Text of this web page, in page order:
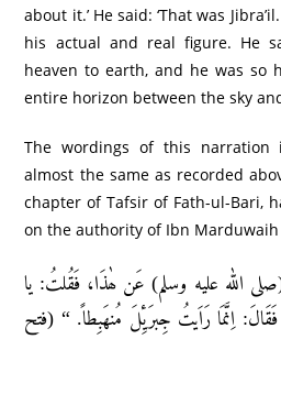
about it.’ He said: ‘That was
his actual and real figure. He
heaven to earth, and he was so
entire horizon between the sky
The wordings of this
almost the same as recorded
chapter of Tafsir of Fath-ul-Bari,
on the authority of Ibn
الله عليه وسلم) عَن ھٰذَا، فَقُلتُ: یا
اِنَّمَا رَاَيتُ جِبرَیِٔلَ مُنھَبِطاً. “ (فتح